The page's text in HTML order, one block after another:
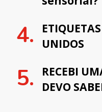
UNIDOS
RECEBI
DEVO